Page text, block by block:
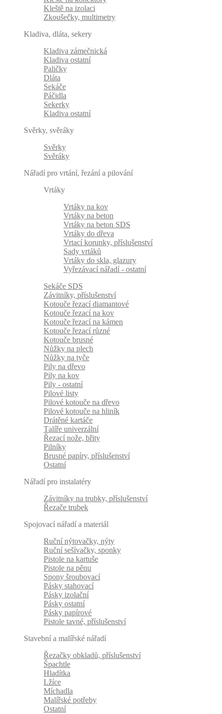
Kleště na izolaci
Zkoušečky, multimetry
Kladiva, dláta, sekery
Kladiva zámečnická
Kladiva ostatní
Paličky
Dláta
Sekáče
Páčidla
Sekerky
Kladiva ostatní
Svěrky, svěráky
Svěrky
Svěráky
Nářadí pro vrtání, řezání a pilování
Vrtáky
Vrtáky na kov
Vrtáky na beton
Vrtáky na beton SDS
Vrtáky do dřeva
Vrtací korunky, příslušenství
Sady vrtáků
Vrtáky do skla, glazury
Vyřezávací nářadí - ostatní
Sekáče SDS
Závitníky, příslušenství
Kotouče řezací diamantové
Kotouče řezací na kov
Kotouče řezací na kámen
Kotouče řezací různé
Kotouče brusné
Nůžky na plech
Nůžky na tyče
Pily na dřevo
Pily na kov
Pily - ostatní
Pilové listy
Pilové kotouče na dřevo
Pilové kotouče na hliník
Drátěné kartáče
Talíře univerzální
Řezací nože, břity
Pilníky
Brusné papíry, příslušenství
Ostatní
Nářadí pro instalatéry
Závitníky na trubky, příslušenství
Řezače trubek
Spojovací nářadí a materiál
Ruční nýtovačky, nýty
Ruční sešívačky, sponky
Pistole na kartuše
Pistole na pěnu
Spony šroubovací
Pásky stahovací
Pásky izolační
Pásky ostatní
Pásky papírové
Pistole tavné, příslušenství
Stavební a malířské nářadí
Řezačky obkladů, příslušenství
Špachtle
Hladítka
Lžíce
Míchadla
Malířské potřeby
Ostatní